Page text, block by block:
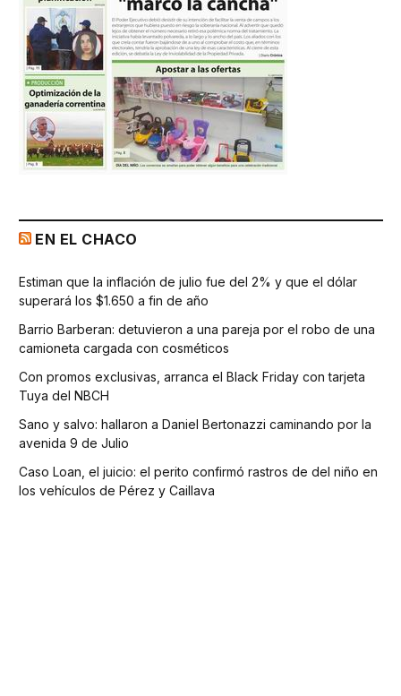
EN EL CHACO
Estiman que la inflación de julio fue del 2% y que el dólar
superará los $1.650 a fin de año
Barrio Barberan: detuvieron a una pareja por el robo de una
camioneta cargada con cosméticos
Con promos exclusivas, arranca el Black Friday con tarjeta
Tuya del NBCH
Sano y salvo: hallaron a Daniel Bertonazzi caminando por la
avenida 9 de Julio
Caso Loan, el juicio: el perito confirmó rastros de del niño en
los vehículos de Pérez y Caillava